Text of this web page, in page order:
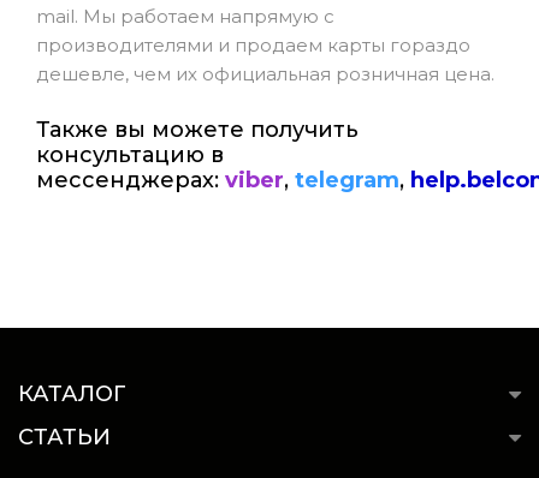
mail. Мы работаем напрямую с
производителями и продаем карты гораздо
дешевле, чем их официальная розничная цена.
Также вы можете получить
консультацию в
мессенджерах: viber, telegram,
КАТАЛОГ
СТАТЬИ